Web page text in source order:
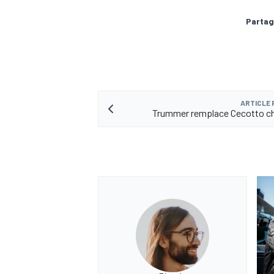
ARTICLE
Trummer remplace Cecotto